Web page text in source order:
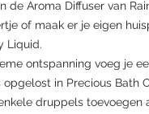
de Aroma Diffuser van
of maak er je eigen
Liquid.
ontspanning voeg je
opgelost in Precious Bath
druppels toevoegen